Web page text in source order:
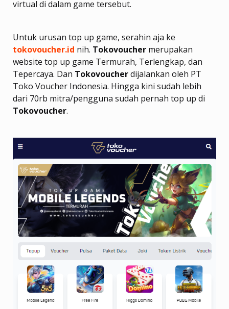
virtual di dalam game tersebut.
Untuk urusan top up game, serahin aja ke
tokovoucher.id nih. Tokovoucher merupakan
website top up game Termurah, Terlengkap, dan
Tepercaya. Dan Tokovoucherdijalankan oleh PT
Toko Voucher Indonesia. Hingga kini sudah lebih
dari 70rb mitra/pengguna sudah pernah top up di
Tokovoucher.